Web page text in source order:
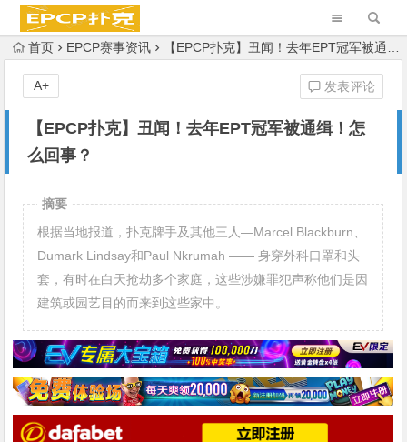
首页 EPCP赛事资讯 【EPCP扑克】丑闻！去年EPT冠军被通缉！怎么回事？
【EPCP扑克】丑闻！去年EPT冠军被通缉！怎
么回事？
发表评论
A+
摘要
根据当地报道，扑克牌手及其他三人—Marcel Blackburn、
Dumark Lindsay和Paul Nkrumah —— 身穿外科口罩和头
套，有时在白天抢劫多个家庭，这些涉嫌罪犯声称他们是因
建筑或园艺目的而来到这些家中。